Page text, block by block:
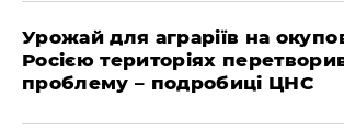
Урожай для аграріїв на
Росією територіях
проблему – подробиці ЦНС